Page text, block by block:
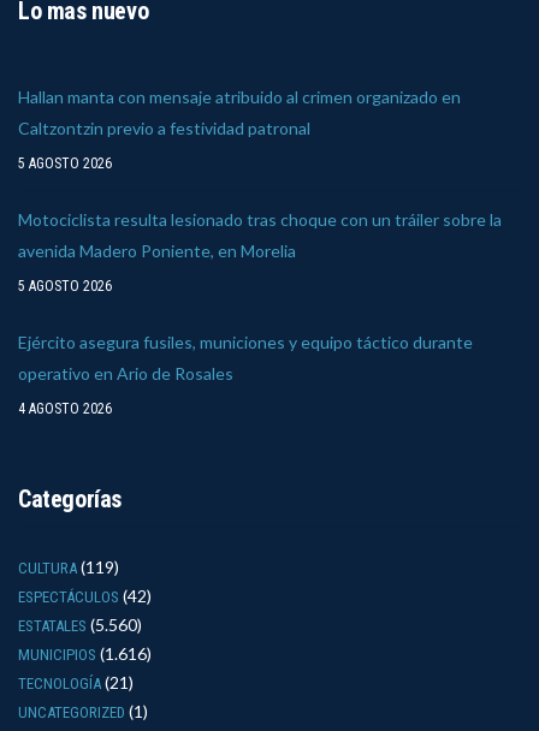
Lo mas nuevo
Hallan manta con mensaje atribuido al crimen organizado en
Caltzontzin previo a festividad patronal
5 AGOSTO 2026
Motociclista resulta lesionado tras choque con un tráiler sobre la
avenida Madero Poniente, en Morelia
5 AGOSTO 2026
Ejército asegura fusiles, municiones y equipo táctico durante
operativo en Ario de Rosales
4 AGOSTO 2026
Categorías
CULTURA (119)
ESPECTÁCULOS (42)
ESTATALES (5.560)
MUNICIPIOS (1.616)
TECNOLOGÍA (21)
UNCATEGORIZED (1)